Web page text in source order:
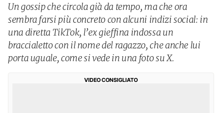
Un gossip che circola già da tempo, ma che ora
sembra farsi più concreto con alcuni indizi social: in
una diretta TikTok, l’ex gieffina indossa un
braccialetto con il nome del ragazzo, che anche lui
porta uguale, come si vede in una foto su X.
VIDEO CONSIGLIATO